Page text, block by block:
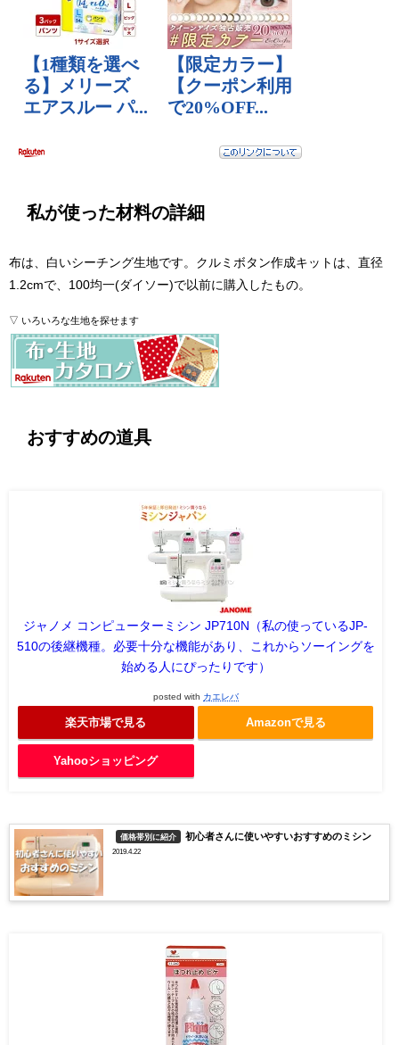
私が使った材料の詳細
布は、白いシーチング生地です。クルミボタン作成キットは、直径
1.2cmで、100均一(ダイソー)で以前に購入したもの。
▽ いろいろな生地を探せます
おすすめの道具
ジャノメ コンピューターミシン JP710N（私の使っているJP-
510の後継機種。必要十分な機能があり、これからソーイングを
始める人にぴったりです）
posted with カエレバ
楽天市場で見る Amazonで見る
Yahooショッピング
価格帯別に紹介 初心者さんに使いやすいおすすめのミシン
2019.4.22